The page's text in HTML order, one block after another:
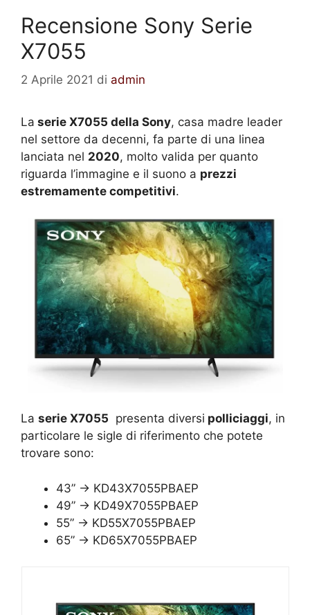
Recensione Sony Serie
X7055
2 Aprile 2021 di admin
La serie X7055 della Sony, casa madre leader
nel settore da decenni, fa parte di una linea
lanciata nel 2020, molto valida per quanto
riguarda l’immagine e il suono a prezzi
estremamente competitivi.
La serie X7055 presenta diversi polliciaggi, in
particolare le sigle di riferimento che potete
trovare sono:
43” -> KD43X7055PBAEP
49” -> KD49X7055PBAEP
55” -> KD55X7055PBAEP
65” -> KD65X7055PBAEP